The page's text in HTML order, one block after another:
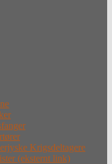
Krigsdeltagere
(eksternt link)